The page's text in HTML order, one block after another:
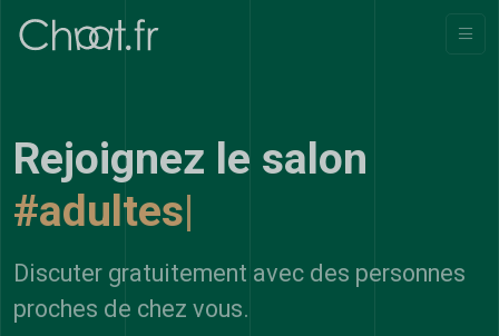
Rejoignez le salon
#adultes|
Discuter gratuitement avec des personnes
proches de chez vous.